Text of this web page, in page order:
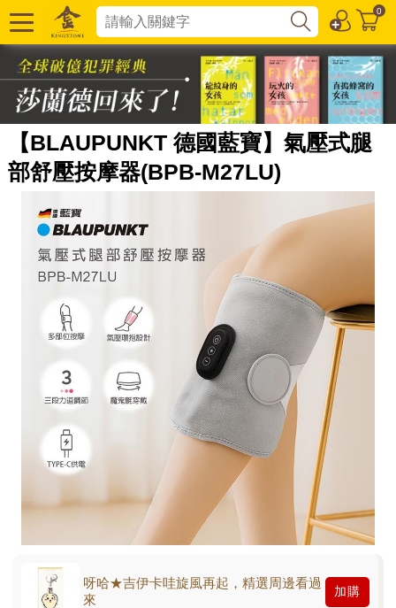
0
【BLAUPUNKT 德國藍寶】氣壓式腿
部舒壓按摩器(BPB-M27LU)
呀哈★吉伊卡哇旋風再起，精選周邊看過
來
加購